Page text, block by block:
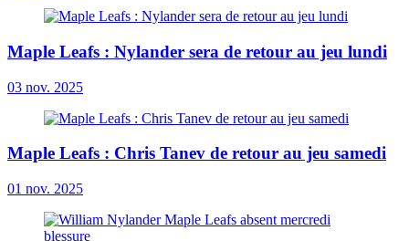
Maple Leafs : Nylander sera de retour au jeu lundi
03 nov. 2025
Maple Leafs : Chris Tanev de retour au jeu samedi
01 nov. 2025